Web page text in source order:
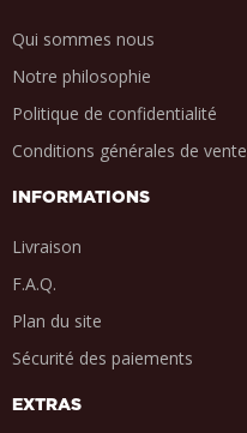
Qui sommes nous
Notre philosophie
Politique de confidentialité
Conditions générales de vente
INFORMATIONS
Livraison
F.A.Q.
Plan du site
Sécurité des paiements
EXTRAS